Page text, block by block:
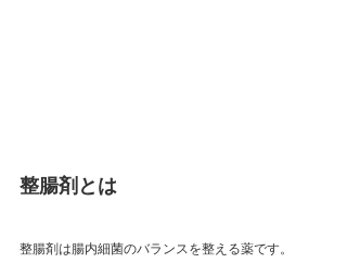
整腸剤とは
整腸剤は腸内細菌のバランスを整える薬です。